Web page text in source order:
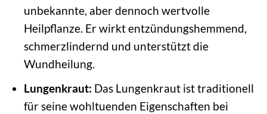
unbekannte, aber dennoch wertvolle
Heilpflanze. Er wirkt entzündungshemmend,
schmerzlindernd und unterstützt die
Wundheilung.
Lungenkraut: Das Lungenkraut ist traditionell
für seine wohltuenden Eigenschaften bei